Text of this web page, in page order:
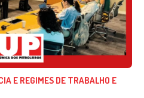
E REGIMES DE TRABALHO E